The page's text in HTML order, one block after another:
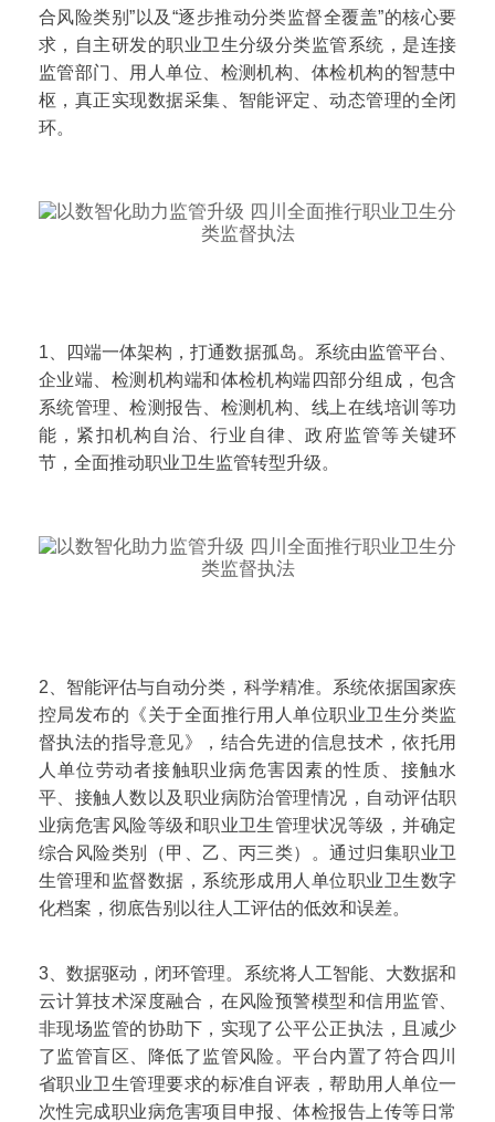
合风险类别”以及“逐步推动分类监督全覆盖”的核心要
求，自主研发的职业卫生分级分类监管系统，是连接
监管部门、用人单位、检测机构、体检机构的智慧中
枢，真正实现数据采集、智能评定、动态管理的全闭
环。
1、四端一体架构，打通数据孤岛。系统由监管平台、
企业端、检测机构端和体检机构端四部分组成，包含
系统管理、检测报告、检测机构、线上在线培训等功
能，紧扣机构自治、行业自律、政府监管等关键环
节，全面推动职业卫生监管转型升级。
2、智能评估与自动分类，科学精准。系统依据国家疾
控局发布的《关于全面推行用人单位职业卫生分类监
督执法的指导意见》，结合先进的信息技术，依托用
人单位劳动者接触职业病危害因素的性质、接触水
平、接触人数以及职业病防治管理情况，自动评估职
业病危害风险等级和职业卫生管理状况等级，并确定
综合风险类别（甲、乙、丙三类）。通过归集职业卫
生管理和监督数据，系统形成用人单位职业卫生数字
化档案，彻底告别以往人工评估的低效和误差。
3、数据驱动，闭环管理。系统将人工智能、大数据和
云计算技术深度融合，在风险预警模型和信用监管、
非现场监管的协助下，实现了公平公正执法，且减少
了监管盲区、降低了监管风险。平台内置了符合四川
省职业卫生管理要求的标准自评表，帮助用人单位一
次性完成职业病危害项目申报、体检报告上传等日常